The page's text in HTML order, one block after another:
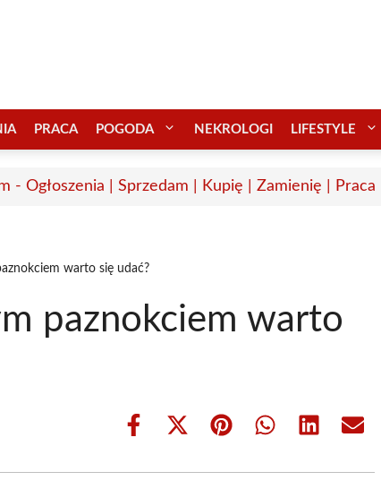
PRACA POGODA NEKROLOGI LIFESTYLE
- Ogłoszenia | Sprzedam | Kupię | Zamienię | Praca
warto się udać?
paznokciem warto
Share
Share
(Twitter)
Share Share Share Share